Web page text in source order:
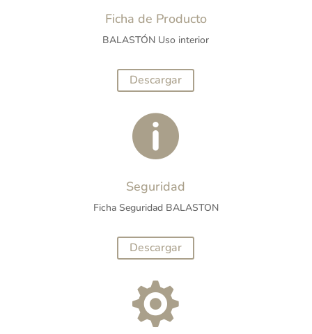
Ficha de Producto
BALASTÓN Uso interior
Descargar

Seguridad
Ficha Seguridad BALASTON
Descargar
